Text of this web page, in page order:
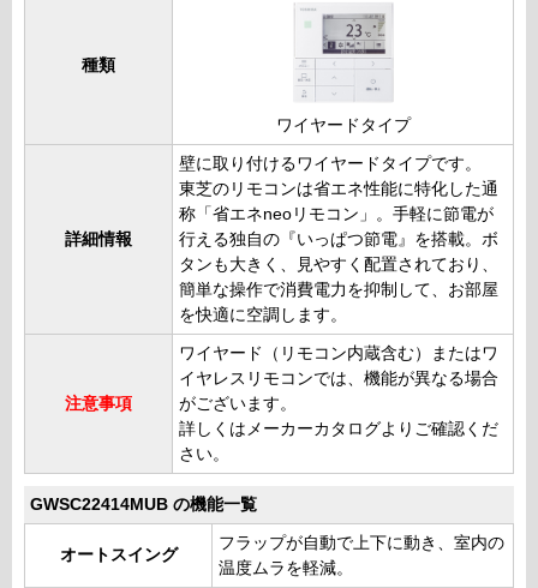
種類
ワイヤードタイプ
詳細情報
壁に取り付けるワイヤードタイプです。
東芝のリモコンは省エネ性能に特化した通
称「省エネneoリモコン」。手軽に節電が
行える独自の『いっぱつ節電』を搭載。ボ
タンも大きく、見やすく配置されており、
簡単な操作で消費電力を抑制して、お部屋
を快適に空調します。
注意事項
ワイヤード（リモコン内蔵含む）またはワ
イヤレスリモコンでは、機能が異なる場合
がございます。
詳しくはメーカーカタログよりご確認くだ
さい。
GWSC22414MUB の機能一覧
オートスイング
フラップが自動で上下に動き、室内の
温度ムラを軽減。